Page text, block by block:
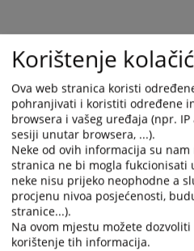
question
mark
key
to
get
the
keyboard
shortcuts
for
changing
dates.
mark
key
to
get
the
for
Korištenje
Ova web stranica koristi
pohranjivati i koristiti određene
browsera i vašeg uređaja (npr.
sesiji unutar browsera, ...).
Neke od ovih informacija su
stranica ne bi mogla fukcionisati
neke nisu prijeko neophodne a
procjenu nivoa posjećenosti,
stranice...).
Na ovom mjestu možete
korištenje tih informacija.